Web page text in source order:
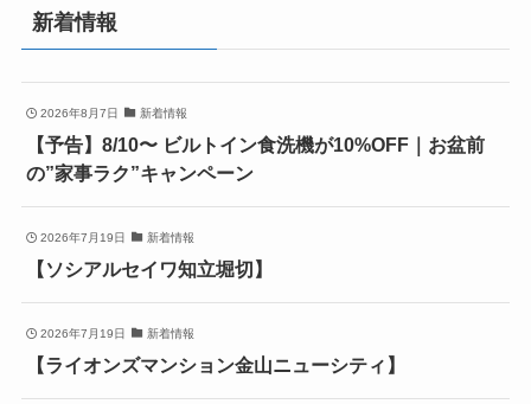
新着情報
2026年8月7日 新着情報
【予告】8/10〜 ビルトイン食洗機が10%OFF｜お盆前
の”家事ラク”キャンペーン
2026年7月19日 新着情報
【ソシアルセイワ知立堀切】
2026年7月19日 新着情報
【ライオンズマンション金山ニューシティ】